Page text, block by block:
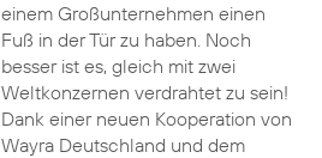
einem Großunternehmen einen
Fuß in der Tür zu haben. Noch
besser ist es, gleich mit zwei
Weltkonzernen verdrahtet zu sein!
Dank einer neuen Kooperation von
Wayra Deutschland und dem